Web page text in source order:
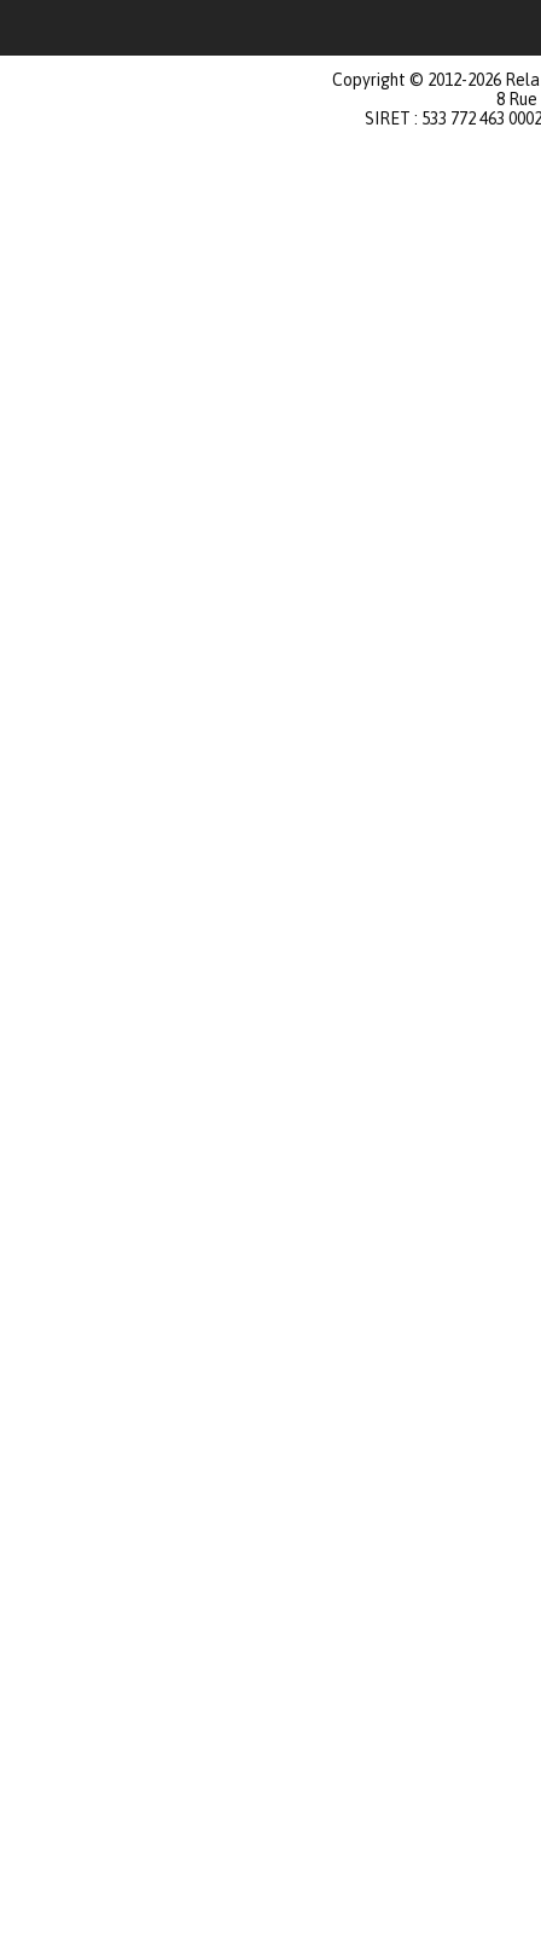
Copyright © 2012-2026
8
SIRET : 533 772 463